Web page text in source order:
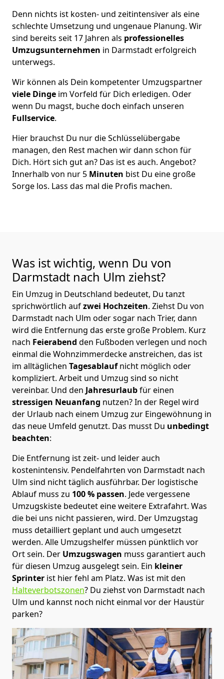
Denn nichts ist kosten- und zeitintensiver als eine
schlechte Umsetzung und ungenaue Planung. Wir
sind bereits seit 17 Jahren als professionelles
Umzugsunternehmen in Darmstadt erfolgreich
unterwegs.
Wir können als Dein kompetenter Umzugspartner
viele Dinge im Vorfeld für Dich erledigen. Oder
wenn Du magst, buche doch einfach unseren
Fullservice.
Hier brauchst Du nur die Schlüsselübergabe
managen, den Rest machen wir dann schon für
Dich. Hört sich gut an? Das ist es auch. Angebot?
Innerhalb von nur 5 Minuten bist Du eine große
Sorge los. Lass das mal die Profis machen.
Was ist wichtig, wenn Du von
Darmstadt nach Ulm ziehst?
Ein Umzug in Deutschland bedeutet, Du tanzt
sprichwörtlich aufzwei Hochzeiten. Ziehst Du von
Darmstadt nach Ulm oder sogar nach Trier, dann
wird die Entfernung das erste große Problem. Kurz
nach Feierabend den Fußboden verlegen und noch
einmal die Wohnzimmerdecke anstreichen, das ist
im alltäglichen Tagesablaufnicht möglich oder
kompliziert. Arbeit und Umzug sind so nicht
vereinbar. Und den Jahresurlaubfür einen
stressigen Neuanfang nutzen? In der Regel wird
der Urlaub nach einem Umzug zur Eingewöhnung in
das neue Umfeld genutzt. Das musst Du unbedingt
beachten:
Die Entfernung ist zeit- und leider auch
kostenintensiv. Pendelfahrten von Darmstadt nach
Ulm sind nicht täglich ausführbar. Der logistische
Ablauf muss zu 100 % passen. Jede vergessene
Umzugskiste bedeutet eine weitere Extrafahrt. Was
die bei uns nicht passieren, wird. Der Umzugstag
muss detailliert geplant und auch umgesetzt
werden. Alle Umzugshelfer müssen pünktlich vor
Ort sein. Der Umzugswagen muss garantiert auch
für diesen Umzug ausgelegt sein. Ein kleiner
Sprinter ist hier fehl am Platz. Was ist mit den
Halteverbotszonen? Du ziehst von Darmstadt nach
Ulm und kannst noch nicht einmal vor der Haustür
parken?